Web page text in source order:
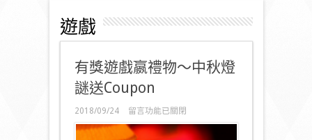
遊戲
有獎遊戲嬴禮物～中秋燈
謎送Coupon
2018/09/24
在
〈有
獎
留言功能已關閉